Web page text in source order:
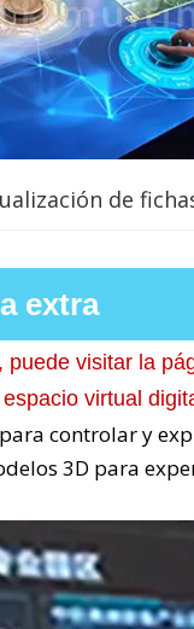
de
extra
puede visitar la
virtual
controlar y
3D para